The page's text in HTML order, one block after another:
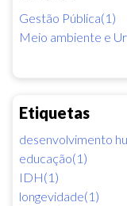
Gestão Pública(1)
Meio ambiente e
Etiquetas
desenvolvimento
educação(1)
IDH(1)
longevidade(1)